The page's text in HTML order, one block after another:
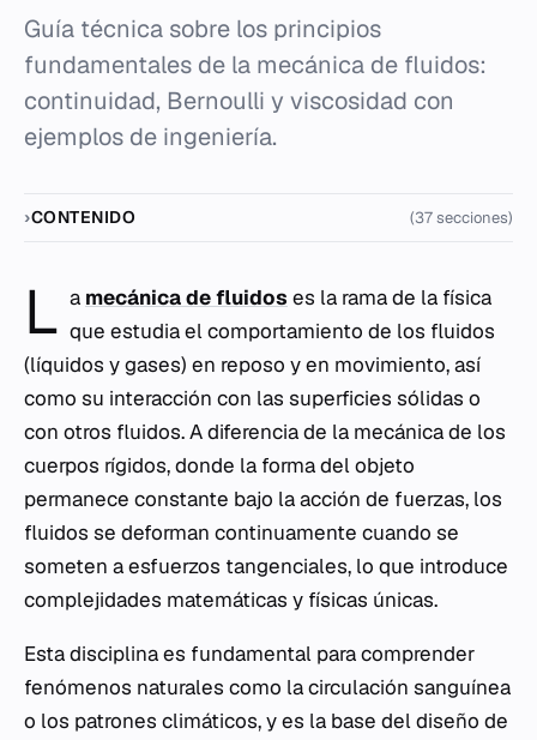
Guía técnica sobre los principios
fundamentales de la mecánica de fluidos:
continuidad, Bernoulli y viscosidad con
ejemplos de ingeniería.
CONTENIDO (37 secciones)
L a mecánica de fluidos es la rama de la física
que estudia el comportamiento de los fluidos
(líquidos y gases) en reposo y en movimiento, así
como su interacción con las superficies sólidas o
con otros fluidos. A diferencia de la mecánica de los
cuerpos rígidos, donde la forma del objeto
permanece constante bajo la acción de fuerzas, los
fluidos se deforman continuamente cuando se
someten a esfuerzos tangenciales, lo que introduce
complejidades matemáticas y físicas únicas.
Esta disciplina es fundamental para comprender
fenómenos naturales como la circulación sanguínea
o los patrones climáticos, y es la base del diseño de